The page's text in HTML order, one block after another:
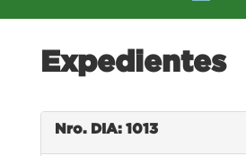
Expedientes
Nro. DIA: 1013